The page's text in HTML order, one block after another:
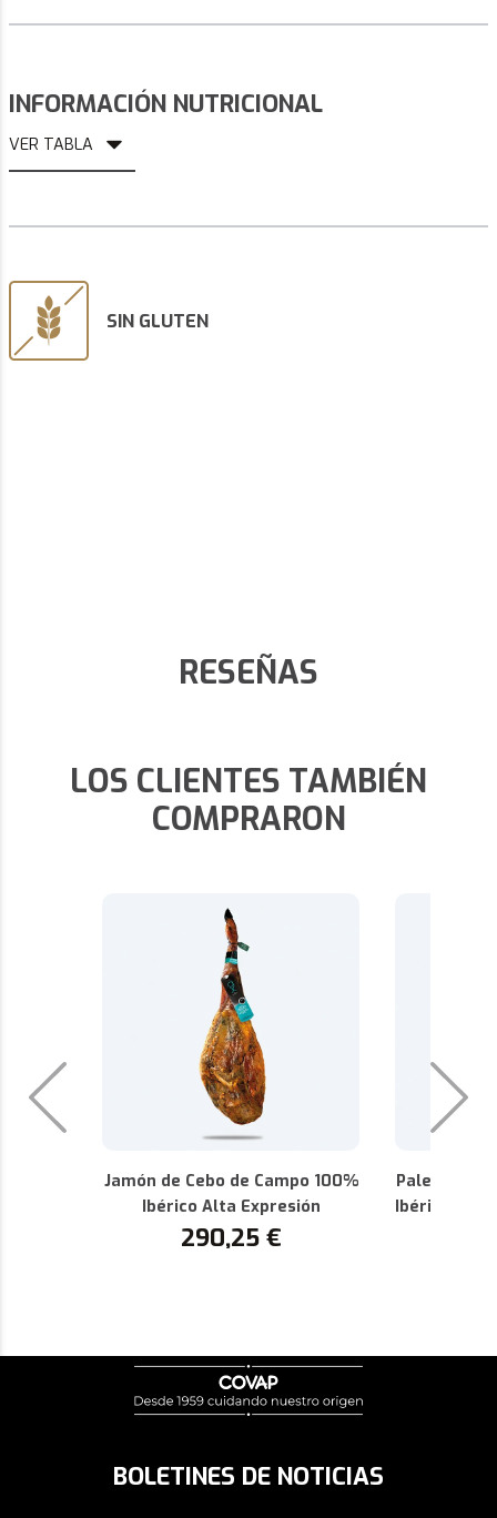
INFORMACIÓN NUTRICIONAL
VER TABLA
SIN GLUTEN
RESEÑAS
LOS CLIENTES TAMBIÉN
COMPRARON
Jamón de Cebo de Campo 100%
Ibérico Alta Expresión
290,25 €
Paleta de
Ibérica Alta
BOLETINES DE NOTICIAS